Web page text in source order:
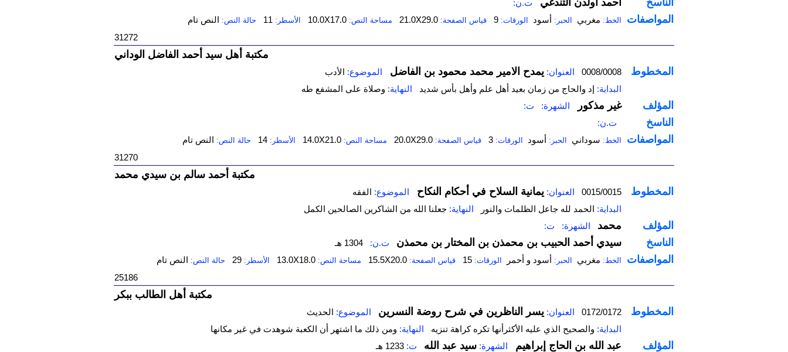
أحمد اولدن التندغي
ت.ن: الناسخ
الخط: مغربي الحبر: أسود الورقات: 9 قياس الصفحة: 21.0X29.0 مساحة النص: 10.0X17.0 الأسطر: 11 حالة النص: النص تام المواصفات
31272
مكتبة أهل سيد أحمد الفاضل الوداني
0008/0008 العنوان: يمدح الامير محمد محمود بن الفاضل الموضوع: الأدب المخطوط
البداية: إد والحاج من زمان بعيد أهل علم وأهل بأس شديد النهاية: وصلاة على المشفع طه
غير مذكور الشهرة: ت: المؤلف
ت.ن: الناسخ
الخط: سوداني الحبر: أسود الورقات: 3 قياس الصفحة: 20.0X29.0 مساحة النص: 14.0X21.0 الأسطر: 14 حالة النص: النص تام المواصفات
31270
مكتبة أحمد سالم بن سيدي محمد
0015/0015 العنوان: يمانية السلاح في أحكام النكاح الموضوع: الفقه المخطوط
البداية: الحمد لله جاعل الظلمات والنور النهاية: جعلنا الله من الشاكرين الصالحين الكمل
محمد الشهرة: ت:
المؤلف
سيدي أحمد الحبيب بن محمذن بن المختار بن محمذن
ت.ن: 1304 هـ الناسخ
الخط: مغربي الحبر: أسود و أحمر الورقات: 15 قياس الصفحة: 15.5X20.0 مساحة النص: 13.0X18.0 الأسطر: 29 حالة النص: النص تام المواصفات
25186
مكتبة أهل الطالب ببكر
0172/0172 العنوان: يسر الناظرين في شرح روضة النسرين الموضوع: الحديث المخطوط
البداية: والصحيح الذي عليه الأكثرأنها تكره كراهة تنزيه النهاية: ومن ذلك ما اشتهر أن الكعبة شوهدت في غير مكانها
عبد الله بن الحاج إبراهيم الشهرة: سيد عبد الله ت: 1233 هـ المؤلف